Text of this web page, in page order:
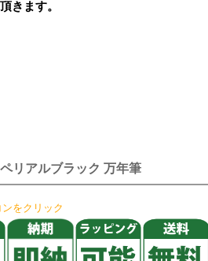
きます。
リアルブラック 万年筆
をクリック